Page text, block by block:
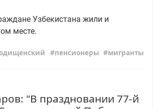
Узбекистана жили и
месте.
пенсионеры мигранты
"В праздновании 77-й